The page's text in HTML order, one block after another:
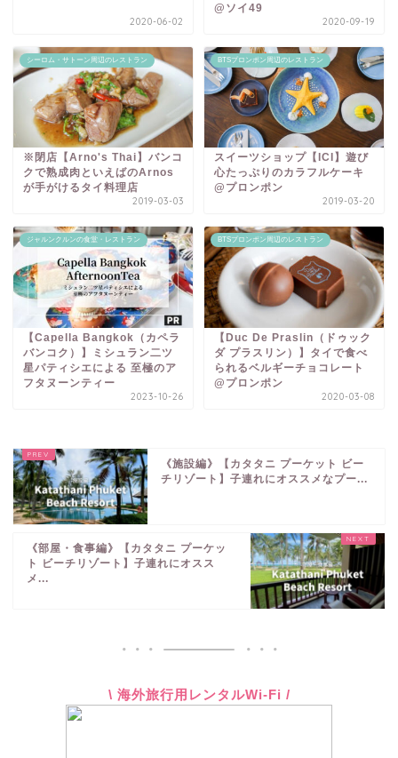
2020-06-02
@ソイ49
2020-09-19
シーロム・サトーン周辺のレストラン
※閉店【Arno's Thai】バンコ
クで熟成肉といえばのArnos
が手がけるタイ料理店
2019-03-03
BTSプロンポン周辺のレストラン
スイーツショップ【ICI】遊び
心たっぷりのカラフルケーキ
@プロンポン
2019-03-20
ジャルンクルンの食堂・レストラン
【Capella Bangkok（カペラ
バンコク）】ミシュラン二ツ
星パティシエによる 至極のア
フタヌーンティー
2023-10-26
BTSプロンポン周辺のレストラン
【Duc De Praslin（ドゥック
ダ プラスリン）】タイで食べ
られるベルギーチョコレート
@プロンポン
2020-03-08
《施設編》【カタタニ プーケット ビー
チリゾート】子連れにオススメなプー...
《部屋・食事編》【カタタニ プーケッ
ト ビーチリゾート】子連れにオスス
メ...
\ 海外旅行用レンタルWi-Fi /